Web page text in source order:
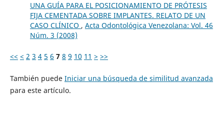
UNA GUÍA PARA EL POSICIONAMIENTO DE PRÓTESIS
FIJA CEMENTADA SOBRE IMPLANTES. RELATO DE UN
CASO CLÍNICO , Acta Odontológica Venezolana: Vol. 46
Núm. 3 (2008)
<< < 2 3 4 5 6 7 8 9 10 11 > >>
También puede Iniciar una búsqueda de similitud avanzada
para este artículo.